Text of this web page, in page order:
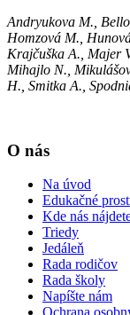
Andryukova M.,
Homzová M.,
Krajčuška A., Majer
Mihajlo N.,
H., Smitka A.,
O nás
Na úvod
Edukačné
Kde nás
Triedy
Jedáleň
Rada rodičov
Rada školy
Napíšte nám